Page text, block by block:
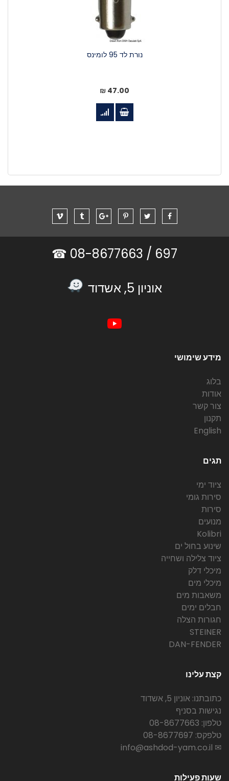
נורת לד 95 לומינס
47.00 ₪
697 /
אוניון 5, אשדוד
מידע שימושי
בלוג
אודות
צור קשר
תקנון
English
תגים
ציוד ימי
סירות גומי
סירות
מנועים
Kolibri
שינוע בחול ים
ציוד צלילה ושחייה
מיכלי דלק
מיכלי מים
משאבות מים
חבלים ימים
חגורות הצלה
STEINER
DAN-FENDER
קצת עלינו
כתובתנו: אוניון 5, אשדוד
נגישות בסניף
טלפון: 08-8677663
טלפקס: 08-8677697
✉ info@ashdod-yam.co.il
שעות פעילות